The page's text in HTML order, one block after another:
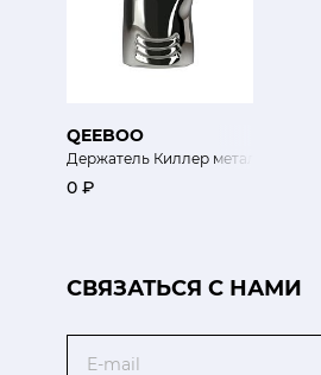
QEEBOO
Держатель Киллер металлический
0 ₽
CВЯЗАТЬСЯ С НАМИ